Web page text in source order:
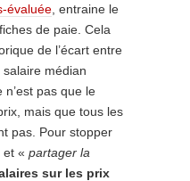
évaluée , entraine le
de paie. Cela
de l’écart entre
médian
pas que le
mais que tous les
pas. Pour stopper
et « partager la
sur les prix